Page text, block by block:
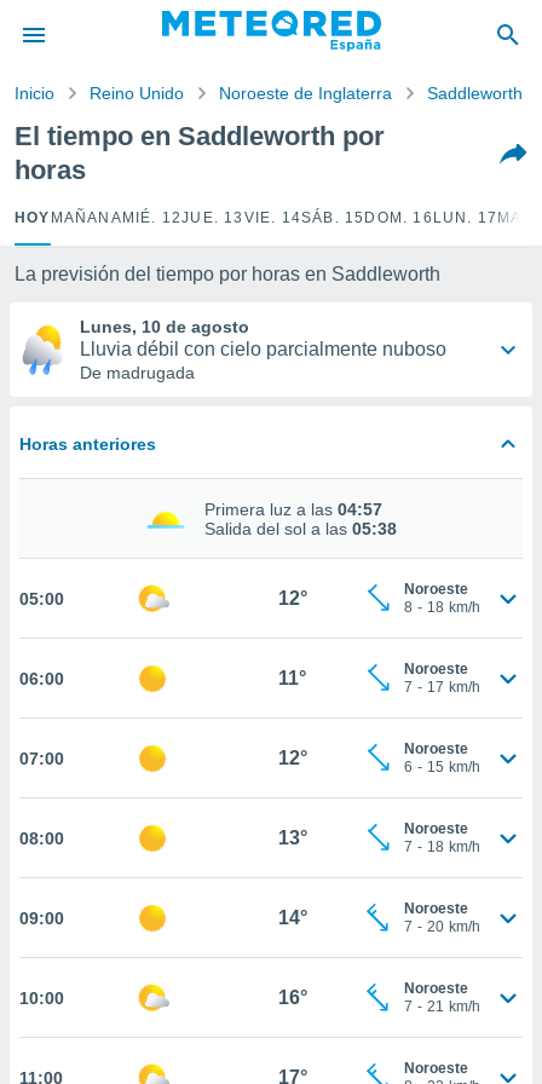
por
para
la
calidad.
a este
las
y
forma
basada
coste.
botón
a la
todas
ya sean
nos
en
perfil
y
CONTINUAR
Inicio Reino Unido Noroeste de Inglaterra Saddleworth
El tiempo en Saddleworth por
horas
HOY MAÑANA MIÉ. 12JUE. 13 VIE. 14SÁB. 15 DOM. 16 LUN. 17
La previsión del tiempo por horas en Saddleworth
Lunes, 10 de agosto
Lluvia débil con cielo parcialmente nuboso
De madrugada
Horas anteriores
Primera luz a las 04:57
Salida del sol a las 05:38
05:00 12°
Noroeste
8 - 18 km/h
06:00 11°
Noroeste
7 - 17 km/h
07:00 12°
Noroeste
6 - 15 km/h
08:00 13°
Noroeste
7 - 18 km/h
09:00 14°
Noroeste
7 - 20 km/h
10:00 16°
Noroeste
7 - 21 km/h
11:00 17°
Noroeste